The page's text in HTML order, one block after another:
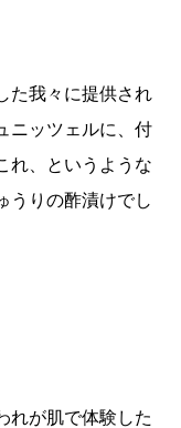
た我々に提供され
ニッツェルに、付
れ、というような
うりの酢漬けでし
れが肌で体験した